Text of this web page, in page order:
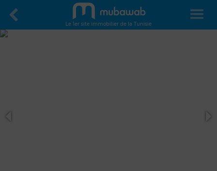
Le 1er site immobilier de la Tunisie